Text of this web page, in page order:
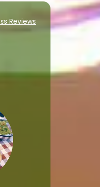
Reviews